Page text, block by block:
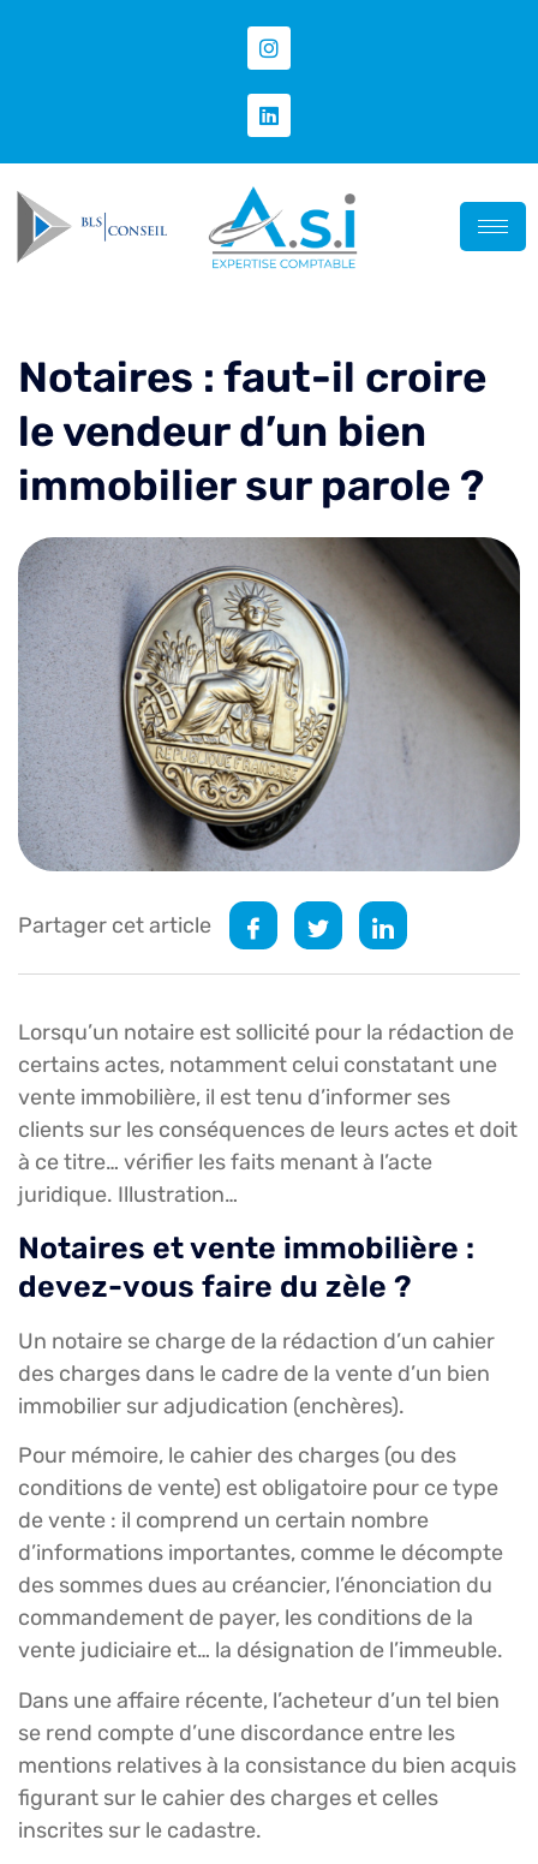
Notaires : faut-il croire
le vendeur d’un bien
immobilier sur parole ?
Partager cet article
Lorsqu’un notaire est sollicité pour la rédaction de
certains actes, notamment celui constatant une
vente immobilière, il est tenu d’informer ses
clients sur les conséquences de leurs actes et doit
à ce titre… vérifier les faits menant à l’acte
juridique. Illustration…
Notaires et vente immobilière :
devez-vous faire du zèle ?
Un notaire se charge de la rédaction d’un cahier
des charges dans le cadre de la vente d’un bien
immobilier sur adjudication (enchères).
Pour mémoire, le cahier des charges (ou des
conditions de vente) est obligatoire pour ce type
de vente : il comprend un certain nombre
d’informations importantes, comme le décompte
des sommes dues au créancier, l’énonciation du
commandement de payer, les conditions de la
vente judiciaire et… la désignation de l’immeuble.
Dans une affaire récente, l’acheteur d’un tel bien
se rend compte d’une discordance entre les
mentions relatives à la consistance du bien acquis
figurant sur le cahier des charges et celles
inscrites sur le cadastre.